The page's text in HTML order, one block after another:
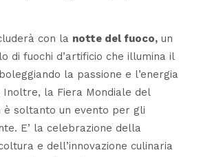
con la notte del fuoco,un
di fuochi d’artificio che illumina il
la passione e l’energia
la Fiera Mondiale del
è soltanto un evento per gli
E’ la celebrazione della
e dell’innovazione culinaria